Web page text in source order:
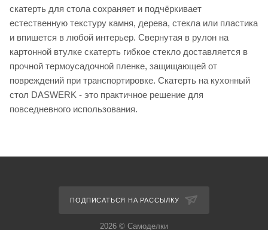
скатерть для стола сохраняет и подчёркивает
естественную текстуру камня, дерева, стекла или пластика
и впишется в любой интерьер. Свернутая в рулон на
картонной втулке скатерть гибкое стекло доставляется в
прочной термоусадочной пленке, защищающей от
повреждений при транспортировке. Скатерть на кухонный
стол DASWERK - это практичное решение для
повседневного использования.
ПОДПИСАТЬСЯ НА РАССЫЛКУ
2026 © Самоделки